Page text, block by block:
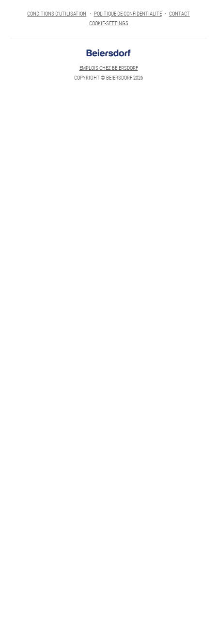
CONDITIONS D'UTILISATION POLITIQUE DE CONFIDENTIALITÉ
CONTACT
COOKIE-SETTINGS
EMPLOIS CHEZ BEIERSDORF
COPYRIGHT © BEIERSDORF 2026